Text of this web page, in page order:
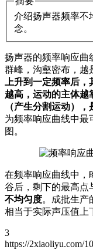
介绍扬声器频率不
念。
扬声器的频率响应曲
群峰，沟壑密布，越
上升到一定频率后，
越高，运动的主体越
（产生分割运动）
为频率响应曲线中最
图。
在频率响应曲线中，
谷后，剩下的最高点
不均匀度。成批生产
相当于实际声压值上
3
https://2xiaoliyu.com/